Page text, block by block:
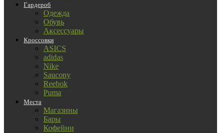
Гардероб
Одежда
Обувь
Аксессуары
Кроссовки
ASICS
adidas
Nike
Saucony
Reebok
Puma
Места
Магазины
Бары
Кофейни